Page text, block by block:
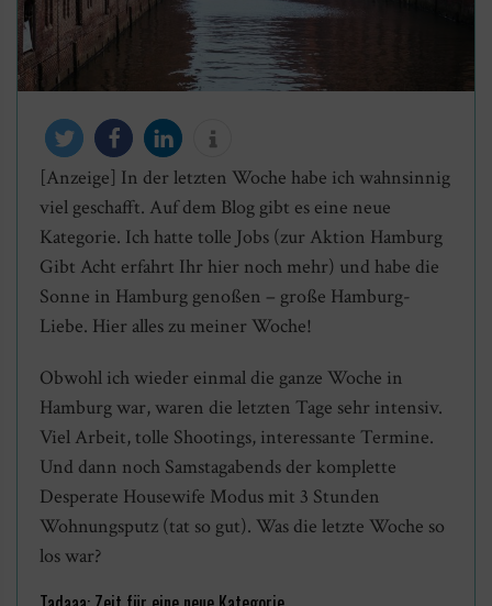
twittern teilen mitteileninfo
[Anzeige] In der letzten Woche habe ich wahnsinnig
viel geschafft. Auf dem Blog gibt es eine neue
Kategorie. Ich hatte tolle Jobs (zur Aktion Hamburg
Gibt Acht erfahrt Ihr hier noch mehr) und habe die
Sonne in Hamburg genoßen – große Hamburg-
Liebe. Hier alles zu meiner Woche!
Obwohl ich wieder einmal die ganze Woche in
Hamburg war, waren die letzten Tage sehr intensiv.
Viel Arbeit, tolle Shootings, interessante Termine.
Und dann noch Samstagabends der komplette
Desperate Housewife Modus mit 3 Stunden
Wohnungsputz (tat so gut). Was die letzte Woche so
los war?